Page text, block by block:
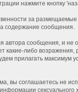
нажмите кнопку
за
содержание сообщения.
автора сообщения, и не
либо возражения,
прилагать максимум
вы соглашаетесь не